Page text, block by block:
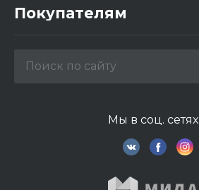
Покупателям
Мы в соц. сетях